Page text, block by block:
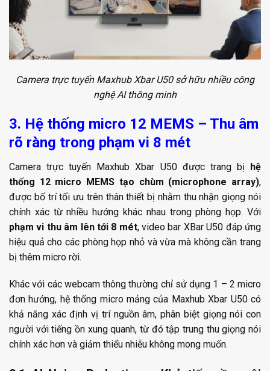
Camera trực tuyến Maxhub Xbar U50 sở hữu nhiều công
nghệ AI thông minh
3. Hệ thống micro 12 MEMS – Thu âm
rõ ràng trong phạm vi 8 mét
Camera trực tuyến Maxhub Xbar U50 được trang bị hệ
thống 12 micro MEMS tạo chùm (microphone array),
được bố trí tối ưu trên thân thiết bị nhằm thu nhận giọng nói
chính xác từ nhiều hướng khác nhau trong phòng họp. Với
phạm vi thu âm lên tới 8 mét, video bar XBar U50 đáp ứng
hiệu quả cho các phòng họp nhỏ và vừa mà không cần trang
bị thêm micro rời.
Khác với các webcam thông thường chỉ sử dụng 1 – 2 micro
đơn hướng, hệ thống micro mảng của Maxhub Xbar U50 có
khả năng xác định vị trí nguồn âm, phân biệt giọng nói con
người với tiếng ồn xung quanh, từ đó tập trung thu giọng nói
chính xác hơn và giảm thiểu nhiễu không mong muốn.